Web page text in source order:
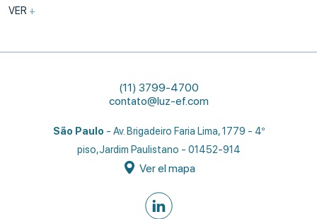
VER +
(11) 3799-4700
contato@luz-ef.com
São Paulo - Av. Brigadeiro Faria Lima, 1779 - 4º
piso,Jardim Paulistano - 01452-914
Ver el mapa